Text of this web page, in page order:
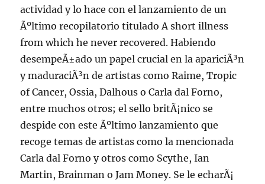
actividad y lo hace con el lanzamiento de un
Ãºltimo recopilatorio titulado A short illness
from which he never recovered. Habiendo
desempeÃ±ado un papel crucial en la apariciÃ³n
y maduraciÃ³n de artistas como Raime, Tropic
of Cancer, Ossia, Dalhous o Carla dal Forno,
entre muchos otros; el sello britÃ¡nico se
despide con este Ãºltimo lanzamiento que
recoge temas de artistas como la mencionada
Carla dal Forno y otros como Scythe, Ian
Martin, Brainman o Jam Money. Se le echarÃ¡